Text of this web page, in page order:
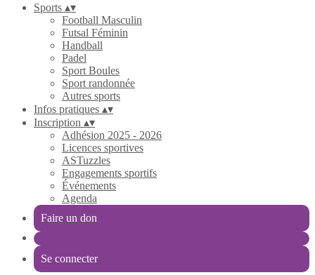
Sports ▴▾
Football Masculin
Futsal Féminin
Handball
Padel
Sport Boules
Sport randonnée
Autres sports
Infos pratiques ▴▾
Inscription ▴▾
Adhésion 2025 - 2026
Licences sportives
ASTuzzles
Engagements sportifs
Événements
Agenda
Faire un don
Se connecter